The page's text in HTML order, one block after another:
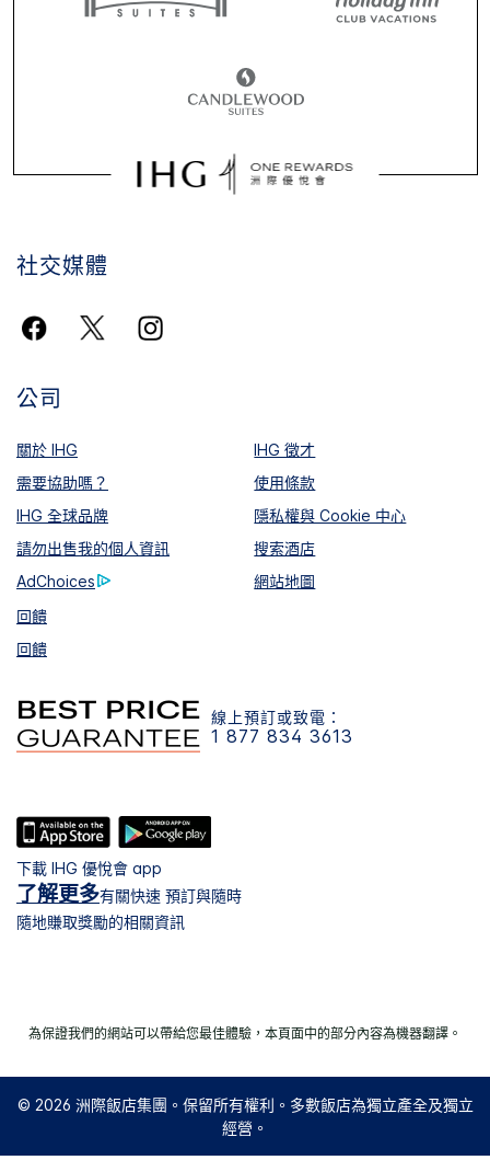
社交媒體
公司
關於 IHG
IHG 徵才
需要協助嗎？
使用條款
IHG 全球品牌
隱私權與 Cookie 中心
請勿出售我的個人資訊
搜索酒店
AdChoices
網站地圖
回饋
回饋
線上預訂或致電：
1 877 834 3613
下載 IHG 優悅會 app
了解更多有關快速 預訂與隨時
隨地賺取獎勵的相關資訊
為保證我們的網站可以帶給您最佳體驗，本頁面中的部分內容為機器翻譯。
© 2026 洲際飯店集團。保留所有權利。多數飯店為獨立產全及獨立
經營。